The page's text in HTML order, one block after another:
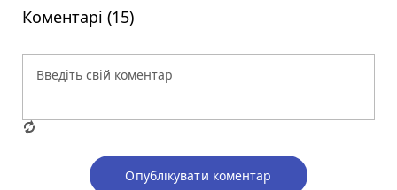
Коментарі (15)
Опублікувати коментар